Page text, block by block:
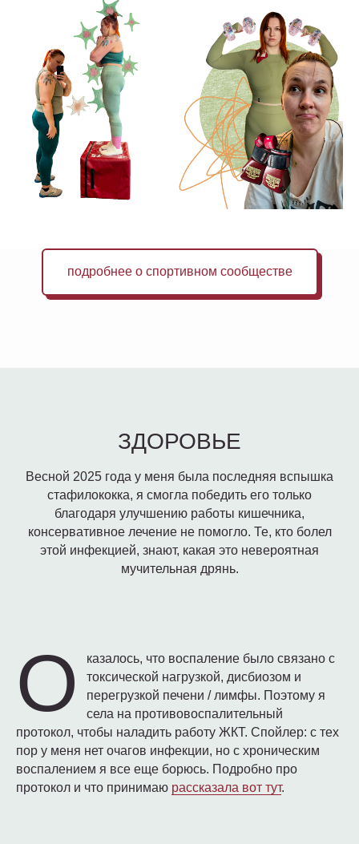
подробнее о спортивном сообществе
ЗДОРОВЬЕ
Весной 2025 года у меня была последняя вспышка
стафилококка, я смогла победить его только
благодаря улучшению работы кишечника,
консервативное лечение не помогло. Те, кто болел
этой инфекцией, знают, какая это невероятная
мучительная дрянь.
О
казалось, что воспаление было связано с
токсической нагрузкой, дисбиозом и
перегрузкой печени / лимфы. Поэтому я
села на противовоспалительный
протокол, чтобы наладить работу ЖКТ. Спойлер: с тех
пор у меня нет очагов инфекции, но с хроническим
воспалением я все еще борюсь. Подробно про
протокол и что принимаю рассказала вот тут.
почта
для блога